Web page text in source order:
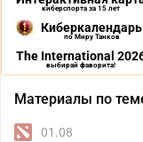
киберспорта за 15 лет
Киберкалендарь
по Миру Танков
The International
выбирай фаворита!
Материалы по
01.08